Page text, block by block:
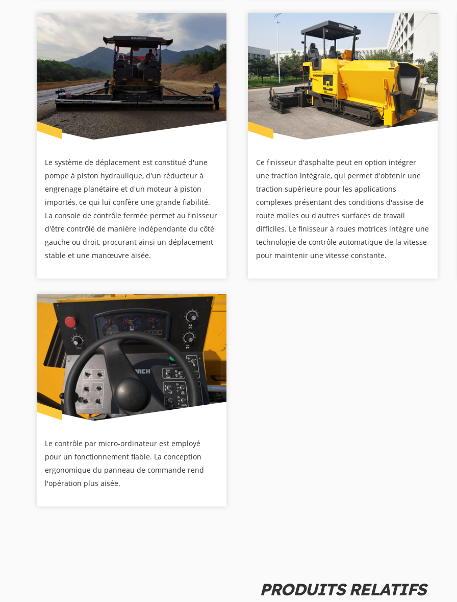
Le système de déplacement est constitué d'une
pompe à piston hydraulique, d'un réducteur à
engrenage planétaire et d'un moteur à piston
importés, ce qui lui confère une grande fiabilité.
La console de contrôle fermée permet au finisseur
d'être contrôlé de manière indépendante du côté
gauche ou droit, procurant ainsi un déplacement
stable et une manœuvre aisée.
Ce finisseur d'asphalte peut en option intégrer
une traction intégrale, qui permet d'obtenir une
traction supérieure pour les applications
complexes présentant des conditions d'assise de
route molles ou d'autres surfaces de travail
difficiles. Le finisseur à roues motrices intègre une
technologie de contrôle automatique de la vitesse
pour maintenir une vitesse constante.
Le contrôle par micro-ordinateur est employé
pour un fonctionnement fiable. La conception
ergonomique du panneau de commande rend
l'opération plus aisée.
PRODUITS RELATIFS